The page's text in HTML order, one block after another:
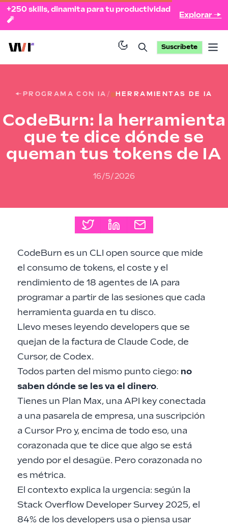
+250 skills, dinamita para tu productividad
🧨
Explorar →
Suscríbete
← PROGRAMA CON IA / HERRAMIENTAS DE IA
CodeBurn: la herramienta
que te dice dónde se
queman tus tokens de IA
16/5/2026
CodeBurn es un CLI open source que mide
el consumo de tokens, el coste y el
rendimiento de 18 agentes de IA para
programar a partir de las sesiones que cada
herramienta guarda en tu disco.
Llevo meses leyendo developers que se
quejan de la factura de Claude Code, de
Cursor, de Codex.
Todos parten del mismo punto ciego: no
saben dónde se les va el dinero.
Tienes un Plan Max, una API key conectada
a una pasarela de empresa, una suscripción
a Cursor Pro y, encima de todo eso, una
corazonada que te dice que algo se está
yendo por el desagüe. Pero corazonada no
es métrica.
El contexto explica la urgencia: según la
Stack Overflow Developer Survey 2025, el
84% de los developers usa o piensa usar